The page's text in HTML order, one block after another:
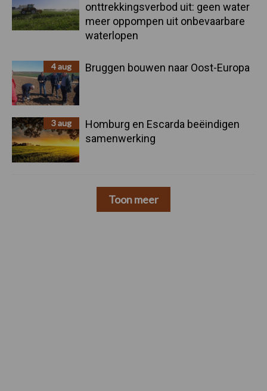
onttrekkingsverbod uit: geen water
meer oppompen uit onbevaarbare
waterlopen
4 aug Bruggen bouwen naar Oost-Europa
3 aug
Homburg en Escarda beëindigen
samenwerking
Toon meer